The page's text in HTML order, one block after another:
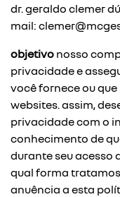
dr. geraldo clemer
mail:
objetivo nosso
privacidade e
você fornece ou
websites. assim,
privacidade com o
conhecimento de
durante seu acesso
qual forma
anuência a esta